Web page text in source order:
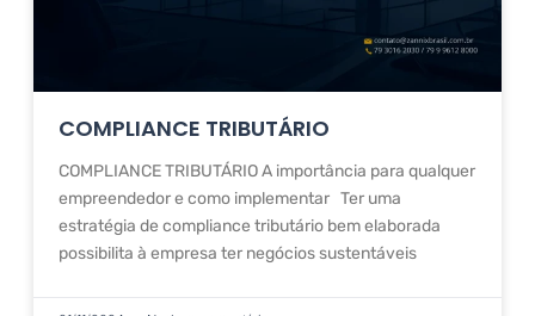
COMPLIANCE TRIBUTÁRIO
COMPLIANCE TRIBUTÁRIO A importância para qualquer
empreendedor e como implementar Ter uma
estratégia de compliance tributário bem elaborada
possibilita à empresa ter negócios sustentáveis